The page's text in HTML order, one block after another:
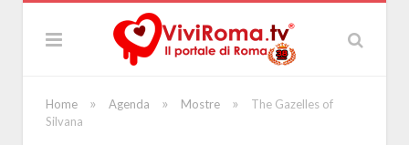
Home » Agenda » Mostre »
The Gazelles of
Silvana